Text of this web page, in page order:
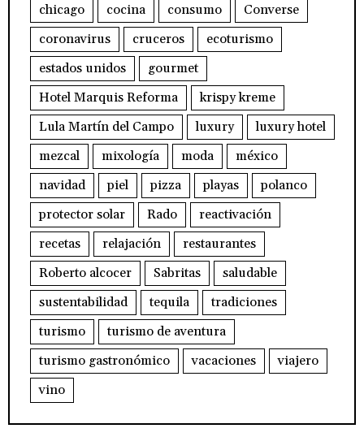
chicago
cocina consumo
Converse
coronavirus
cruceros
ecoturismo
estados unidos
gourmet
Hotel Marquis Reforma
krispy kreme
Lula Martín del Campo
luxury
luxury hotel
mezcal
mixología moda
méxico
navidad
piel pizza playas
polanco
protector solar
Rado
reactivación
recetas
relajación
restaurantes
Roberto alcocer
Sabritas
saludable
sustentabilidad
tequila
tradiciones
turismo
turismo de aventura
turismo gastronómico
vacaciones
viajero
vino